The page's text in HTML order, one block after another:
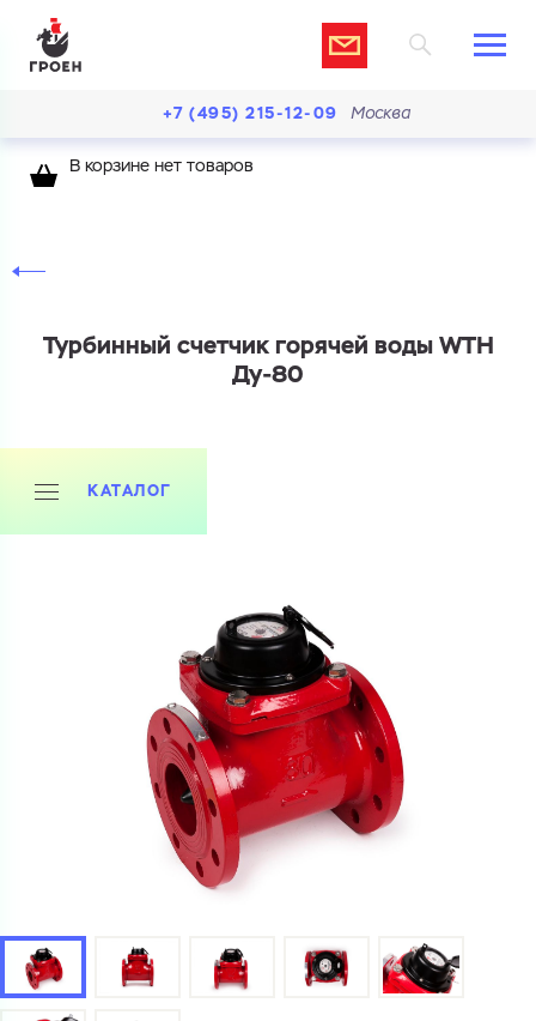
+7 (495) 215-12-09 Москва
В корзине нет товаров
Турбинный счетчик горячей воды WTH
Ду-80
КАТАЛОГ